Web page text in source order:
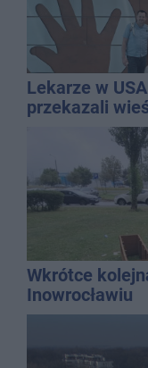
Lekarze w
przekazali
Wkrótce
Inowrocławiu